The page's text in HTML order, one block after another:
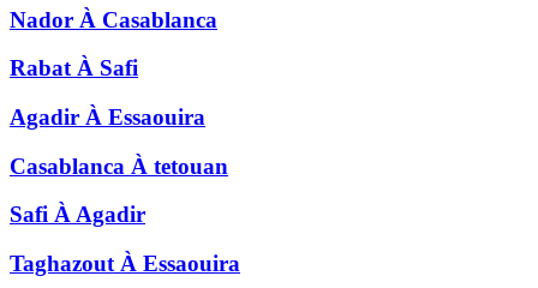
Nador À Casablanca
Rabat À Safi
Agadir À Essaouira
Casablanca À tetouan
Safi ÀAgadir
Taghazout À Essaouira